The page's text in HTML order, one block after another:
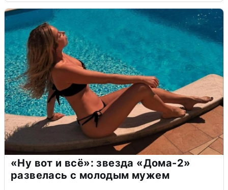
«Ну вот и всё»: звезда «Дома-2»
развелась с молодым мужем